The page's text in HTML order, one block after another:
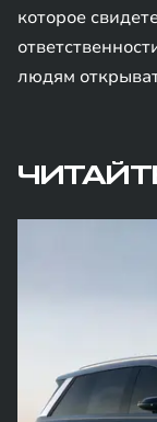
которое
людям